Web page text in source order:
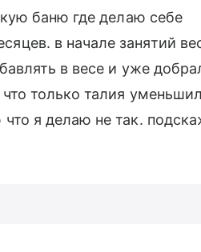
баню где делаю себе
в начале занятий
в весе и уже
только талия
я делаю не так.